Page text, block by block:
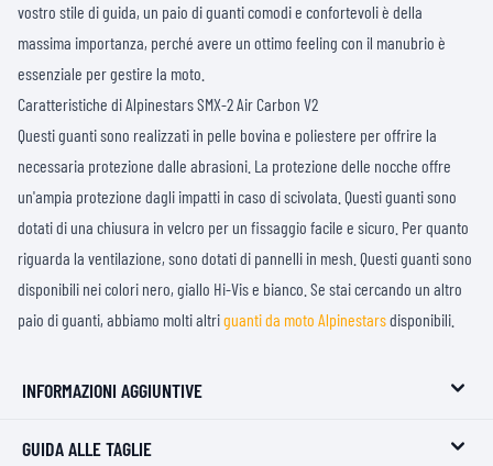
vostro stile di guida, un paio di guanti comodi e confortevoli è della
massima importanza, perché avere un ottimo feeling con il manubrio è
essenziale per gestire la moto.
Caratteristiche di Alpinestars SMX-2 Air Carbon V2
Questi guanti sono realizzati in pelle bovina e poliestere per offrire la
necessaria protezione dalle abrasioni. La protezione delle nocche offre
un'ampia protezione dagli impatti in caso di scivolata. Questi guanti sono
dotati di una chiusura in velcro per un fissaggio facile e sicuro. Per quanto
riguarda la ventilazione, sono dotati di pannelli in mesh. Questi guanti sono
disponibili nei colori nero, giallo Hi-Vis e bianco. Se stai cercando un altro
paio di guanti, abbiamo molti altriguanti da moto Alpinestarsdisponibili.
INFORMAZIONI AGGIUNTIVE
GUIDA ALLE TAGLIE